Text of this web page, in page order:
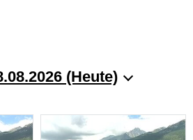
(Heute)